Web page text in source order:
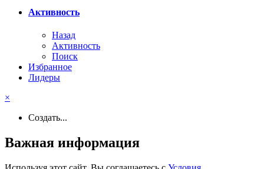
Активность
Назад
Активность
Поиск
Избранное
Лидеры
×
Создать...
Важная информация